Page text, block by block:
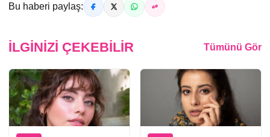
Bu haberi paylaş:
İLGINIZI ÇEKEBILIR Tümünü Gör